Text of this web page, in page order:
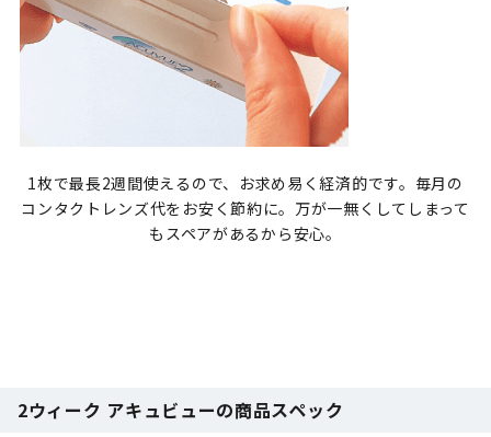
1枚で最長2週間使えるので、お求め易く経済的です。毎月の
コンタクトレンズ代をお安く節約に。万が一無くしてしまって
もスペアがあるから安心。
2ウィーク アキュビューの商品スペック